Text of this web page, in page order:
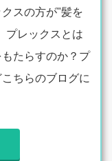
スの方が"髪を
プレックスとは
たらすのか？プ
ちらのブログに